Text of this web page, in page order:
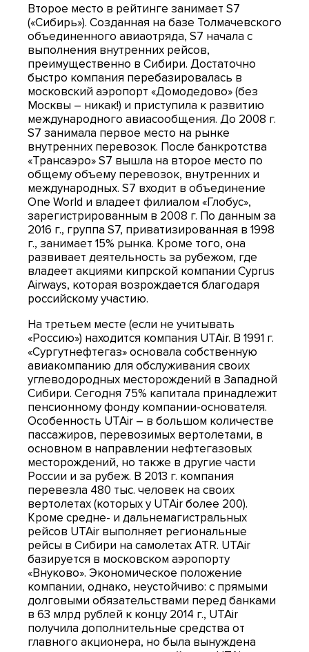
Второе место в рейтинге занимает S7
(«Сибирь»). Созданная на базе Толмачевского
объединенного авиаотряда, S7 начала с
выполнения внутренних рейсов,
преимущественно в Сибири. Достаточно
быстро компания перебазировалась в
московский аэропорт «Домодедово» (без
Москвы – никак!) и приступила к развитию
международного авиасообщения. До 2008 г.
S7 занимала первое место на рынке
внутренних перевозок. После банкротства
«Трансаэро» S7 вышла на второе место по
общему объему перевозок, внутренних и
международных. S7 входит в объединение
One World и владеет филиалом «Глобус»,
зарегистрированным в 2008 г. По данным за
2016 г., группа S7, приватизированная в 1998
г., занимает 15% рынка. Кроме того, она
развивает деятельность за рубежом, где
владеет акциями кипрской компании Cyprus
Airways, которая возрождается благодаря
российскому участию.
На третьем месте (если не учитывать
«Россию») находится компания UTAir. В 1991 г.
«Сургутнефтегаз» основала собственную
авиакомпанию для обслуживания своих
углеводородных месторождений в Западной
Сибири. Сегодня 75% капитала принадлежит
пенсионному фонду компании-основателя.
Особенность UTAir – в большом количестве
пассажиров, перевозимых вертолетами, в
основном в направлении нефтегазовых
месторождений, но также в другие части
России и за рубеж. В 2013 г. компания
перевезла 480 тыс. человек на своих
вертолетах (которых у UTAir более 200).
Кроме средне- и дальнемагистральных
рейсов UTAir выполняет региональные
рейсы в Сибири на самолетах АТR. UTAir
базируется в московском аэропорту
«Внуково». Экономическое положение
компании, однако, неустойчиво: с прямыми
долговыми обязательствами перед банками
в 63 млрд рублей к концу 2014 г., UTAir
получила дополнительные средства от
главного акционера, но была вынуждена